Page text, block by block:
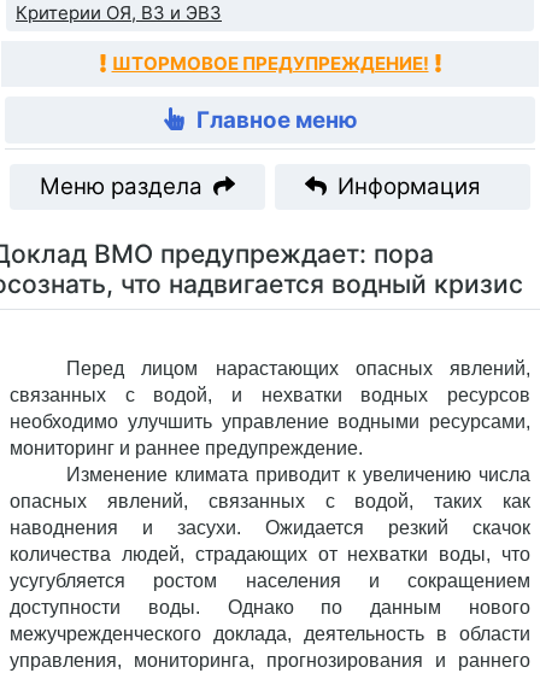
Критерии ОЯ, ВЗ и ЭВЗ
ШТОРМОВОЕ ПРЕДУПРЕЖДЕНИЕ!
Главное меню
Меню раздела Информация
ВМО предупреждает: пора
что надвигается водный кризис
Перед лицом нарастающих опасных явлений,
связанных с водой, и нехватки водных ресурсов
необходимо улучшить управление водными ресурсами,
мониторинг и раннее предупреждение.
Изменение климата приводит к увеличению числа
опасных явлений, связанных с водой, таких как
наводнения и засухи. Ожидается резкий скачок
количества людей, страдающих от нехватки воды, что
усугубляется ростом населения и сокращением
доступности воды. Однако по данным нового
межучрежденческого доклада, деятельность в области
управления, мониторинга, прогнозирования и раннего